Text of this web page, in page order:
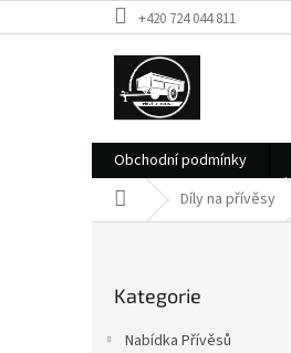
na
+420 724 044 811
Obchodní podmínky
Domů Díly na přívěsy
kategorie
Kategorie
Nabídka Přívěsů